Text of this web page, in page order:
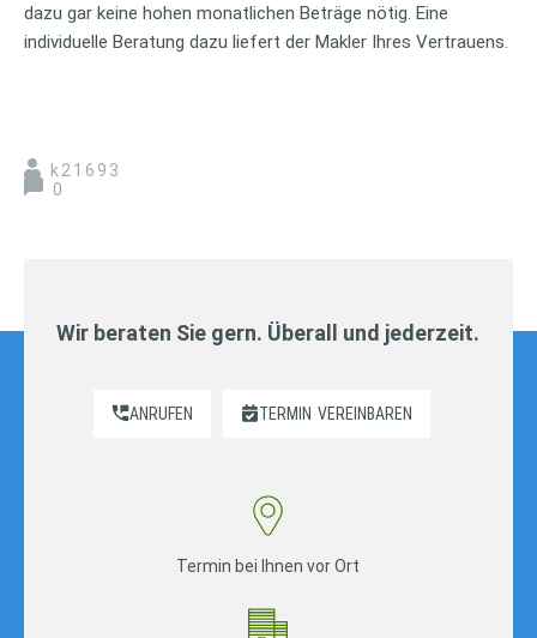
dazu gar keine hohen monatlichen Beträge nötig. Eine
individuelle Beratung dazu liefert der Makler Ihres Vertrauens.
k21693
0
Wir beraten Sie gern. Überall und jederzeit.
ANRUFEN TERMIN VEREINBAREN
Termin bei Ihnen vor Ort